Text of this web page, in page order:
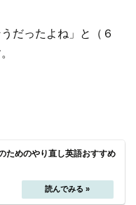
だったよね」と（６
ためのやり直し英語おすすめ